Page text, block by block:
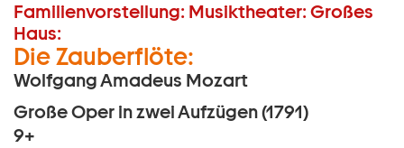
Familienvorstellung: Musiktheater: Großes
Haus:
Die Zauberflöte:
Wolfgang Amadeus Mozart
Große Oper in zwei Aufzügen (1791)
9+